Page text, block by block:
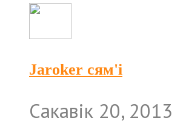
Jaroker сям'і
Сакавік 20, 2013